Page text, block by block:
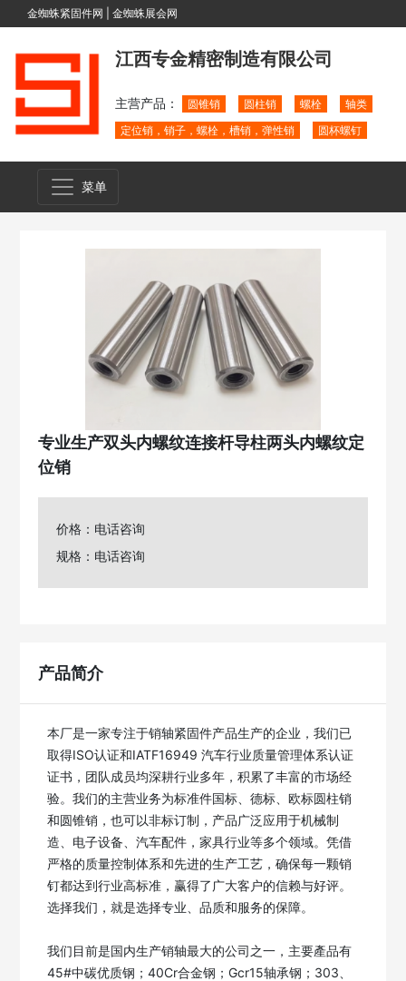
金蜘蛛紧固件网 金蜘蛛展会网
江西专金精密制造有限公司
主营产品： 圆锥销 圆柱销 螺栓
轴类
定位销，销子，螺栓，槽销，弹性销
圆杯螺钉
菜单
专业生产双头内螺纹连接杆导柱两头内螺纹定
位销
价格：电话咨询
规格：电话咨询
产品简介
本厂是一家专注于销轴紧固件产品生产的企业，我们已
取得ISO认证和IATF16949 汽车行业质量管理体系认证
证书，团队成员均深耕行业多年，积累了丰富的市场经
验。我们的主营业务为标准件国标、德标、欧标圆柱销
和圆锥销，也可以非标订制，产品广泛应用于机械制
造、电子设备、汽车配件，家具行业等多个领域。凭借
严格的质量控制体系和先进的生产工艺，确保每一颗销
钉都达到行业高标准，赢得了广大客户的信赖与好评。
选择我们，就是选择专业、品质和服务的保障。
我们目前是国内生产销轴最大的公司之一，主要產品有
45#中碳优质钢；40Cr合金钢；Gcr15轴承钢；303、